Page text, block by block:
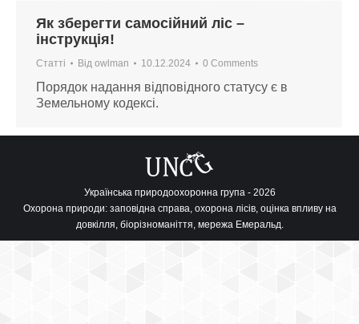
Як зберегти самосійний ліс –
інструкція!
Статті Від owlman 10.12.2024 0 Comments
Порядок надання відповідного статусу є в
Земельному кодексі.
Українська природоохоронна група - 2026
Охорона природи: заповідна справа, охорона лісів, оцінка впливу на
довкілля, біорізноманіття, мережа Емеральд.